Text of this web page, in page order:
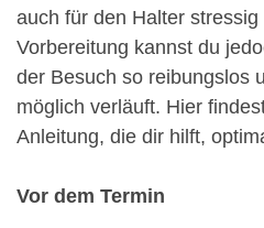
auch für den Halter
Vorbereitung kannst du
der Besuch so reibungslos
möglich verläuft. Hier
Anleitung, die dir hilft,
Vor dem Termin